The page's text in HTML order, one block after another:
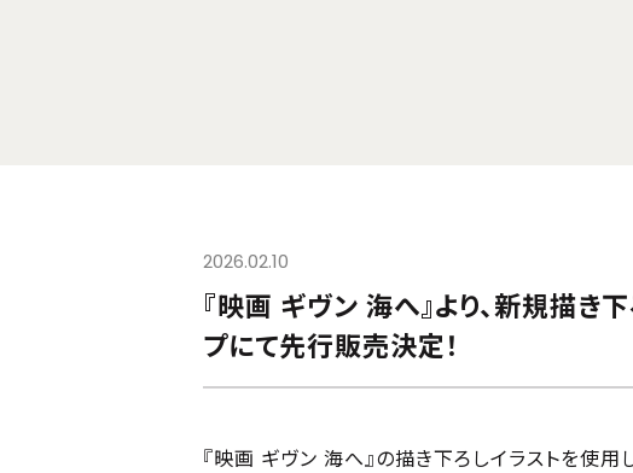
2026.02.10
『映画 ギヴン 海へ』より、新規描
プにて先行販売決定！
『映画 ギヴン 海へ』の描き下ろしイラストを使用